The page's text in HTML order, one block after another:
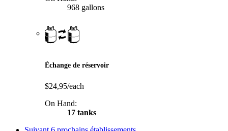
968 gallons
Échange de réservoir
$24,95/each
On Hand:
17 tanks